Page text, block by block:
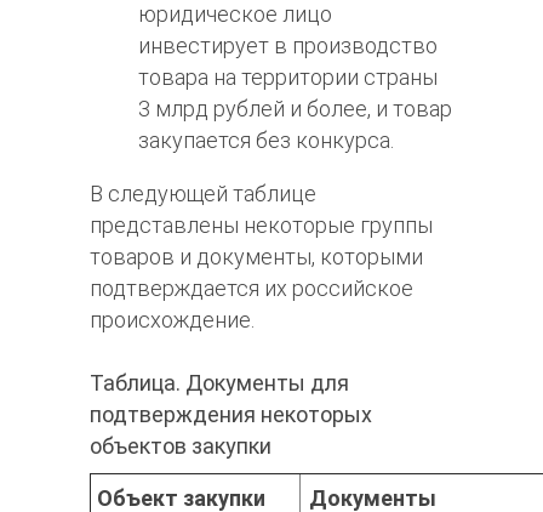
юридическое лицо
инвестирует в производство
товара на территории страны
3 млрд рублей и более, и товар
закупается без конкурса.
В следующей таблице
представлены некоторые группы
товаров и документы, которыми
подтверждается их российское
происхождение.
Таблица. Документы для
подтверждения некоторых
объектов закупки
Объект закупки Документы